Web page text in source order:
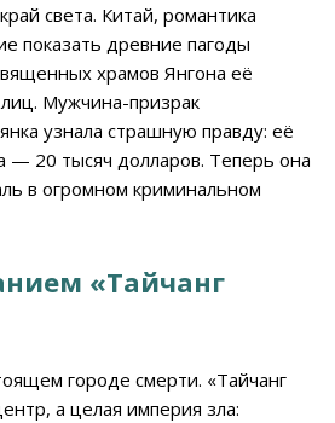
света. Китай, романтика
показать древние пагоды
храмов Янгона её
Мужчина-призрак
узнала страшную правду: её
— 20 тысяч долларов. Теперь она
в огромном криминальном
«Тайчанг
городе смерти. «Тайчанг
а целая империя зла: